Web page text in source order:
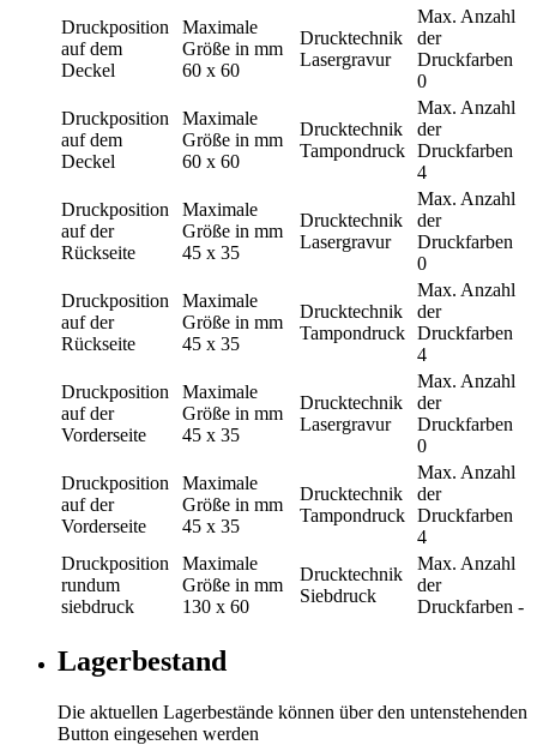
Druckposition
auf dem
Deckel
Maximale
Größe in mm
60 x 60
Drucktechnik
Lasergravur
Max. Anzahl
der
Druckfarben
0
Druckposition
auf dem
Deckel
Maximale
Größe in mm
60 x 60
Drucktechnik
Tampondruck
Max. Anzahl
der
Druckfarben
4
Druckposition
auf der
Rückseite
Maximale
Größe in mm
45 x 35
Drucktechnik
Lasergravur
Max. Anzahl
der
Druckfarben
0
Druckposition
auf der
Rückseite
Maximale
Größe in mm
45 x 35
Drucktechnik
Tampondruck
Max. Anzahl
der
Druckfarben
4
Druckposition
auf der
Vorderseite
Maximale
Größe in mm
45 x 35
Drucktechnik
Lasergravur
Max. Anzahl
der
Druckfarben
0
Druckposition
auf der
Vorderseite
Maximale
Größe in mm
45 x 35
Drucktechnik
Tampondruck
Max. Anzahl
der
Druckfarben
4
Druckposition
rundum
siebdruck
Maximale
Größe in mm
130 x 60
Drucktechnik
Siebdruck
Max. Anzahl
der
Druckfarben -
Lagerbestand
Die aktuellen Lagerbestände können über den untenstehenden
Button eingesehen werden